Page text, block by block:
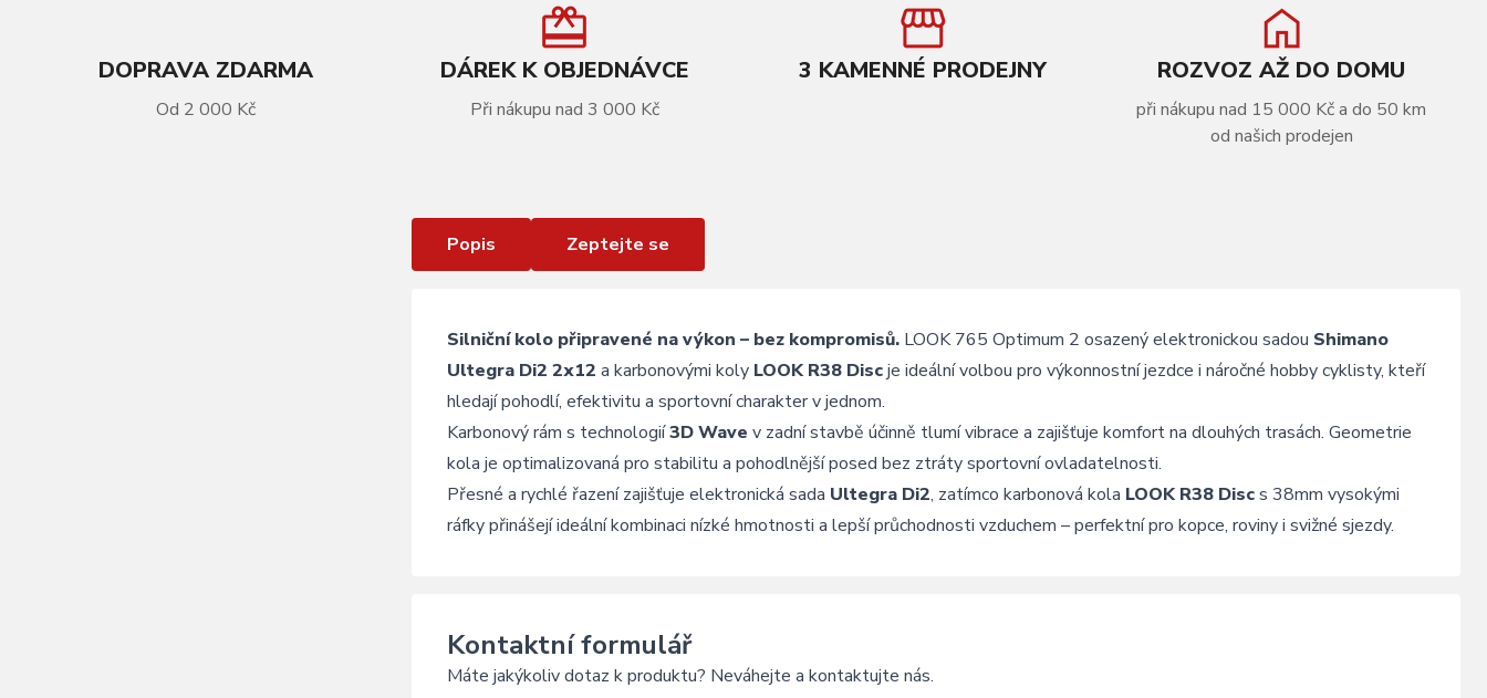
DOPRAVA ZDARMA
Od 2 000 Kč
DÁREK K OBJEDNÁVCE
Při nákupu nad 3 000 Kč
3 KAMENNÉ PRODEJNY ROZVOZ AŽ DO DOMU
při nákupu nad 15 000 Kč a do 50 km
od našich prodejen
VÍCE INFORMACÍ
Popis Zeptejte se
Silniční kolo připravené na výkon – bez kompromisů. LOOK 765 Optimum 2 osazený elektronickou sadou Shimano
Ultegra Di2 2x12 a karbonovými koly LOOK R38 Discje ideální volbou pro výkonnostní jezdce i náročné hobby cyklisty, kteří
hledají pohodlí, efektivitu a sportovní charakter v jednom.
Karbonový rám s technologií3D Wave v zadní stavbě účinně tlumí vibrace a zajišťuje komfort na dlouhých trasách. Geometrie
kola je optimalizovaná pro stabilitu a pohodlnější posed bez ztráty sportovní ovladatelnosti.
Přesné a rychlé řazení zajišťuje elektronická sada Ultegra Di2, zatímco karbonová kola LOOK R38 Discs 38mm vysokými
ráfky přinášejí ideální kombinaci nízké hmotnosti a lepší průchodnosti vzduchem – perfektní pro kopce, roviny i svižné sjezdy.
Kontaktní formulář
Máte jakýkoliv dotaz k produktu? Neváhejte a kontaktujte nás.